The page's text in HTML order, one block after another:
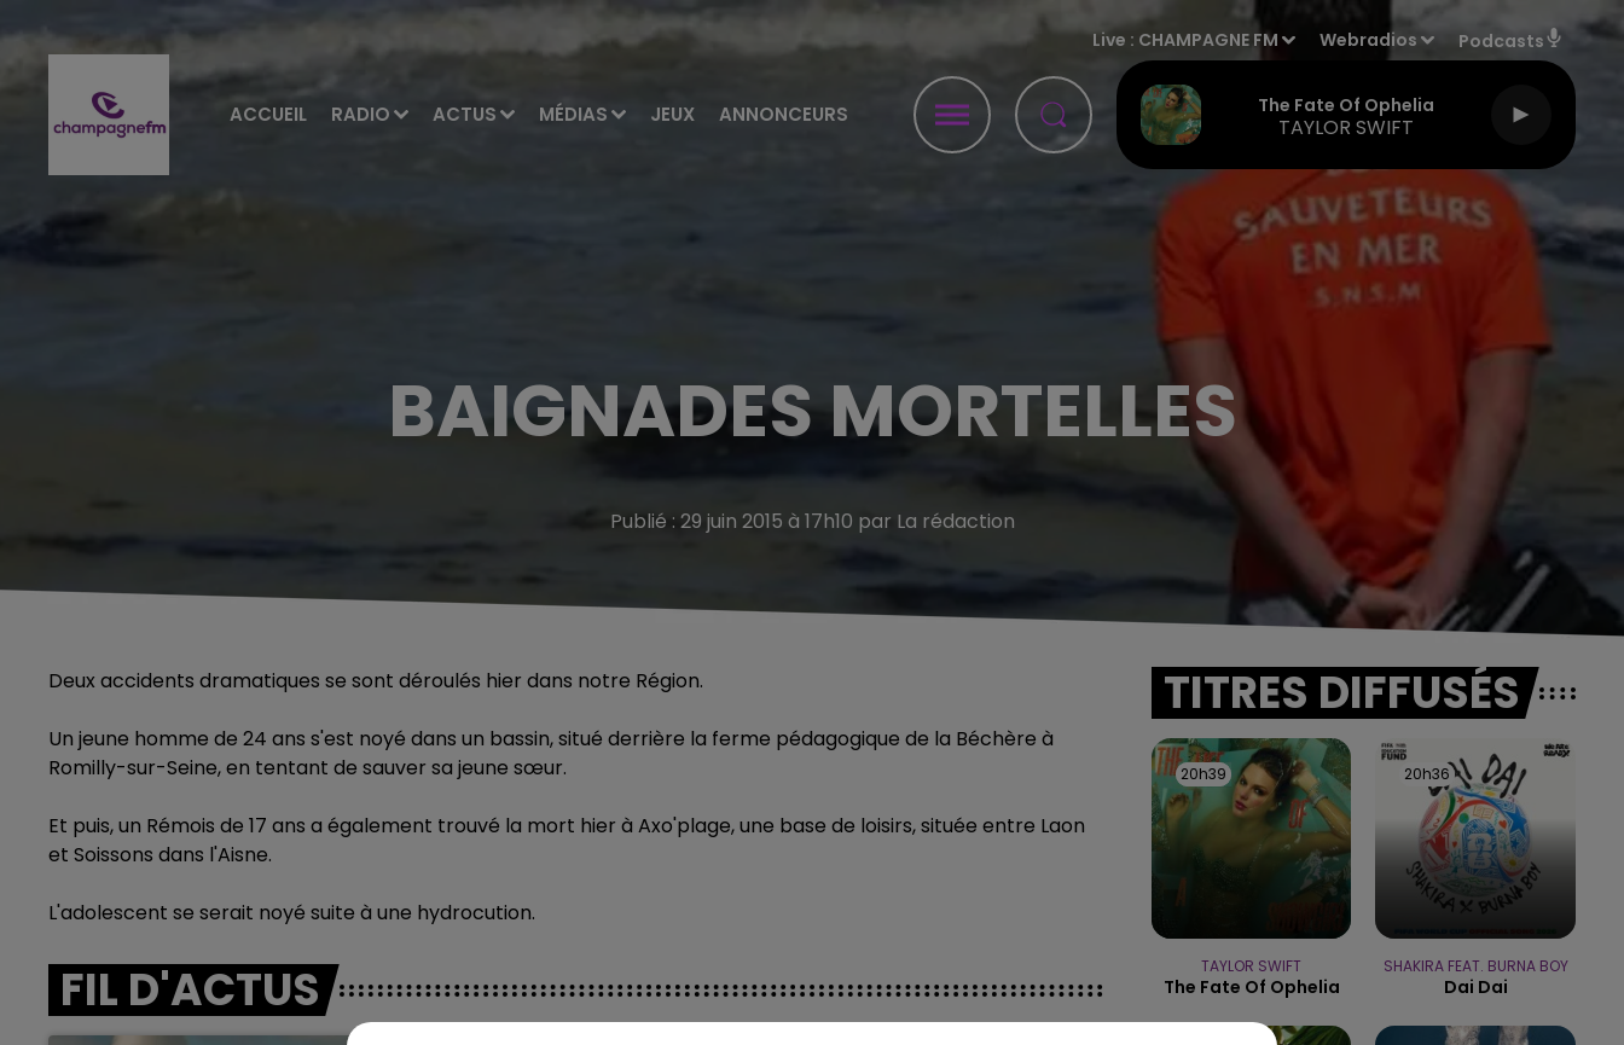
ACCUEIL RADIO ACTUS MÉDIAS JEUX ANNONCEURS
Live : CHAMPAGNE FM Webradios Podcasts
The Fate Of Ophelia
TAYLOR SWIFT
BAIGNADES MORTELLES
Publié : 29 juin 2015 à 17h10 par La rédaction
Deux accidents dramatiques se sont déroulés hier dans notre Région.
Un jeune homme de 24 ans s'est noyé dans un bassin, situé derrière la ferme pédagogique de la Béchère à
Romilly-sur-Seine, en tentant de sauver sa jeune sœur.
Et puis, un Rémois de 17 ans a également trouvé la mort hier à Axo'plage, une base de loisirs, située entre Laon
et Soissons dans l'Aisne.
L'adolescent se serait noyé suite à une hydrocution.
FIL D'ACTUS
TITRES DIFFUSÉS
20h39
20h39
TAYLOR SWIFT
The Fate Of Ophelia
20h36
20h36
SHAKIRA FEAT. BURNA BOY
Dai Dai